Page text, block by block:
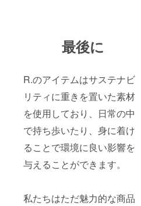
最後に
R.のアイテムはサステナビ
リティに重きを置いた素材
を使用しており、日常の中
で持ち歩いたり、身に着け
ることで環境に良い影響を
与えることができます。
私たちはただ魅力的な商品